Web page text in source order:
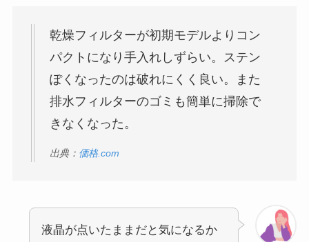
乾燥フィルターが初期モデルよりコン
パクトになり手入れしずらい。ステン
ぽくなったのは破れにくく良い。また
排水フィルターのゴミも簡単に掃除で
きなくなった。
出典： 価格.com
液晶が点いたままだと気になるか